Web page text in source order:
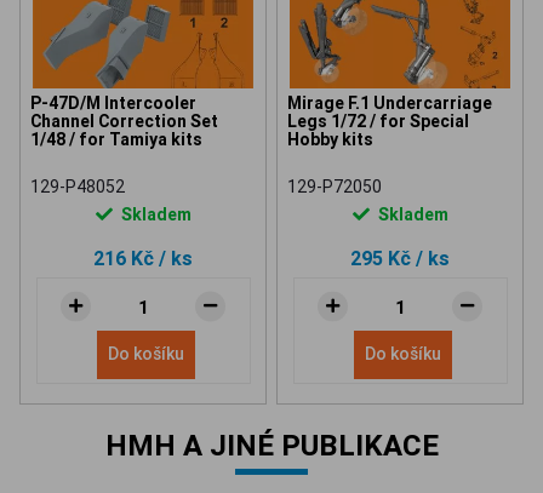
P-47D/M Intercooler
Channel Correction Set
1/48 / for Tamiya kits
129-P48052
Skladem
216 Kč / ks
Do košíku
Mirage F.1 Undercarriage
Legs 1/72 / for Special
Hobby kits
129-P72050
Skladem
295 Kč / ks
Do košíku
HMH A JINÉ PUBLIKACE